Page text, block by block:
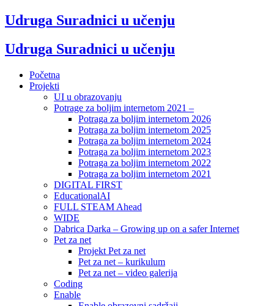
Udruga Suradnici u učenju
Udruga Suradnici u učenju
Početna
Projekti
UI u obrazovanju
Potrage za boljim internetom 2021 –
Potraga za boljim internetom 2026
Potraga za boljim internetom 2025
Potraga za boljim internetom 2024
Potraga za boljim internetom 2023
Potraga za boljim internetom 2022
Potraga za boljim internetom 2021
DIGITAL FIRST
EducationalAI
FULL STEAM Ahead
WIDE
Dabrica Darka – Growing up on a safer Internet
Pet za net
Projekt Pet za net
Pet za net – kurikulum
Pet za net – video galerija
Coding
Enable